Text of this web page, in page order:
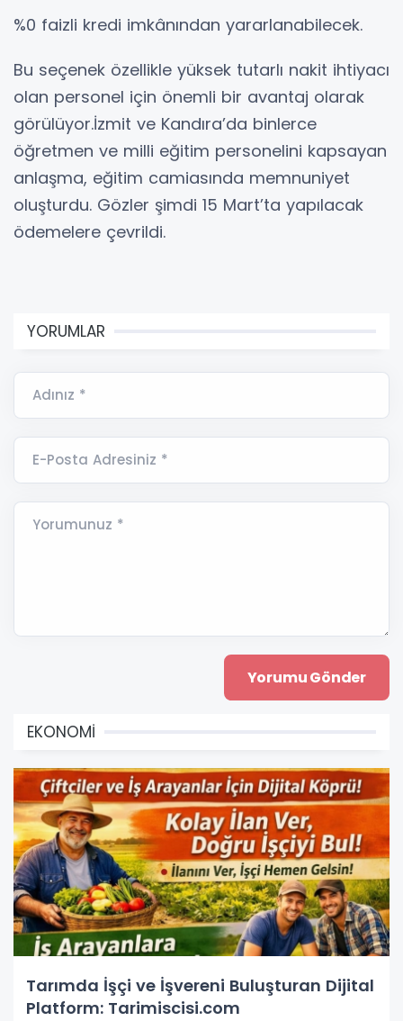
%0 faizli kredi imkânından yararlanabilecek.
Bu seçenek özellikle yüksek tutarlı nakit ihtiyacı
olan personel için önemli bir avantaj olarak
görülüyor.İzmit ve Kandıra’da binlerce
öğretmen ve milli eğitim personelini kapsayan
anlaşma, eğitim camiasında memnuniyet
oluşturdu. Gözler şimdi 15 Mart’ta yapılacak
ödemelere çevrildi.
YORUMLAR
Adınız *
E-Posta Adresiniz *
Yorumunuz *
EKONOMİ
Tarımda İşçi ve İşvereni Buluşturan Dijital
Platform: Tarimiscisi.com